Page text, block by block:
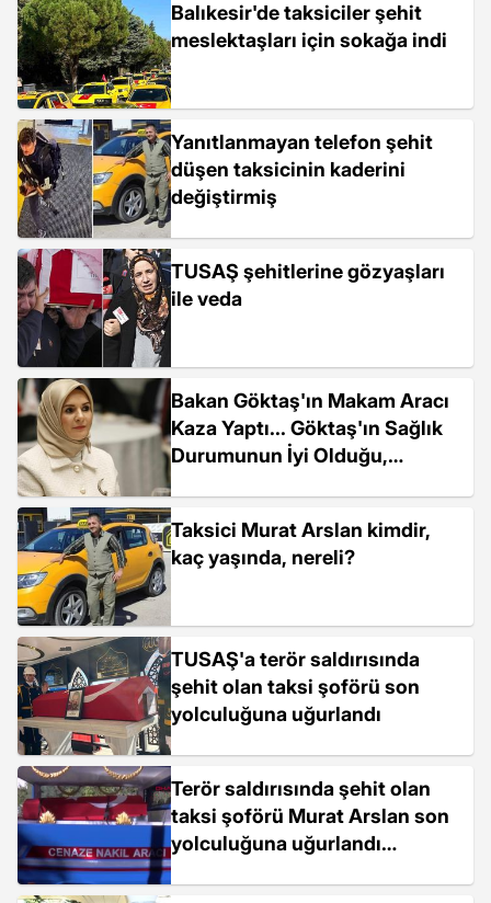
Balıkesir'de taksiciler şehit
meslektaşları için sokağa indi
Yanıtlanmayan telefon şehit
düşen taksicinin kaderini
değiştirmiş
TUSAŞ şehitlerine gözyaşları
ile veda
Bakan Göktaş'ın Makam Aracı
Kaza Yaptı... Göktaş'ın Sağlık
Durumunun İyi Olduğu,
Taksici Murat Arslan kimdir,
kaç yaşında, nereli?
TUSAŞ'a terör saldırısında
şehit olan taksi şoförü son
yolculuğuna uğurlandı
Terör saldırısında şehit olan
taksi şoförü Murat Arslan son
yolculuğuna uğurlandı